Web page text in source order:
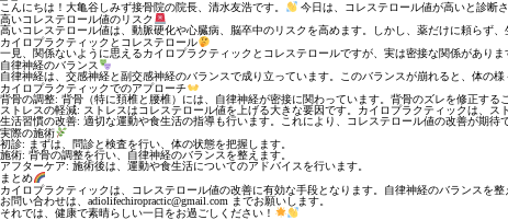
こんにちは！大亀谷しみず接骨院の院長、清水友浩です。
今日は、コレステロール値が高いと診断
高いコレステロール値のリスク
高いコレステロール値は、動脈硬化や心臓病、脳卒中のリスクを高めます。しかし、薬だけに頼らず、
カイロプラクティックとコレステロール
一見、関係ないように思えるカイロプラクティックとコレステロールですが、実は密接な関係がありま
自律神経のバランス
自律神経は、交感神経と副交感神経のバランスで成り立っています。このバランスが崩れると、体の
カイロプラクティックでのアプローチ
背骨の調整: 背骨（特に頚椎と腰椎）には、自律神経が密接に関わっています。背骨のズレを修正する
ストレスの軽減: ストレスはコレステロール値を上げる大きな要因です。カイロプラクティックは、ス
生活習慣の改善: 適切な運動や食生活の指導も行います。これにより、コレステロール値の改善が期待
実際の施術
初診: まずは、問診と検査を行い、体の状態を把握します。
施術: 背骨の調整を行い、自律神経のバランスを整えます。
アフターケア: 施術後は、運動や食生活についてのアドバイスを行います。
まとめ
カイロプラクティックは、コレステロール値の改善に有効な手段となります。自律神経のバランスを
お問い合わせは、adiolifechiropractic@gmail.com までお願いします。
それでは、健康で素晴らしい一日をお過ごしください！